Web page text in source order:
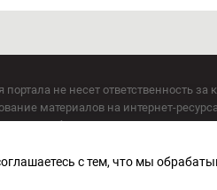
портала не несет ответственность
материалов на интернет-
любых материалов настоящего
Федеральной службой
с тем, что мы